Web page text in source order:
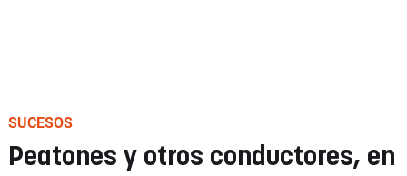
SUCESOS
Peatones y otros conductores, en